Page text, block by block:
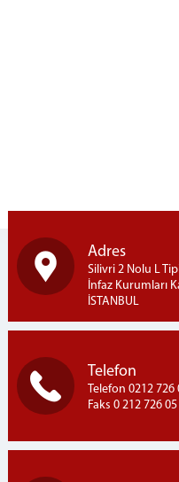
Adres
Silivri 2 Nolu L
İnfaz Kurumları
İSTANBUL
Telefon
Telefon 0212 726
Faks 0 212 726